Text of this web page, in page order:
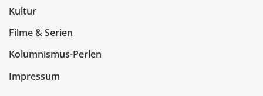
Kultur
Filme & Serien
Kolumnismus-Perlen
Impressum